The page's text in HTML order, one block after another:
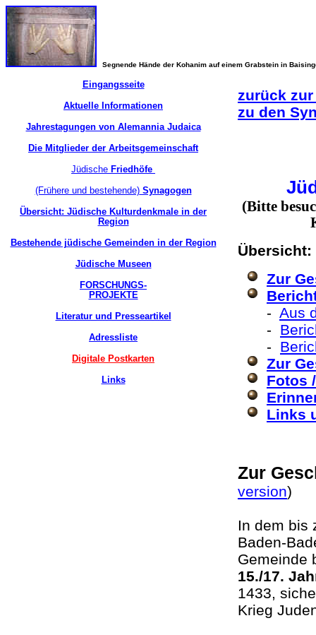
Segnende Hände der Kohanim auf einem Grabstein in
Eingangsseite
Aktuelle Informationen
Jahrestagungen von Alemannia Judaica
Die Mitglieder der Arbeitsgemeinschaft
Jüdische Friedhöfe
(Frühere und bestehende)Synagogen
Übersicht: Jüdische Kulturdenkmale in der
Region
Bestehende jüdische Gemeinden in der Region
Jüdische Museen
FORSCHUNGS-
PROJEKTE
Literatur und Presseartikel
Adressliste
Digitale Postkarten
Links
zurück
zu den
(Bitte
Übersicht:
Zur
- Aus
-
-
Zur
Fotos
Links
Zur
version
In dem bis
Baden-
Gemeinde
15./17.
1433,
Krieg